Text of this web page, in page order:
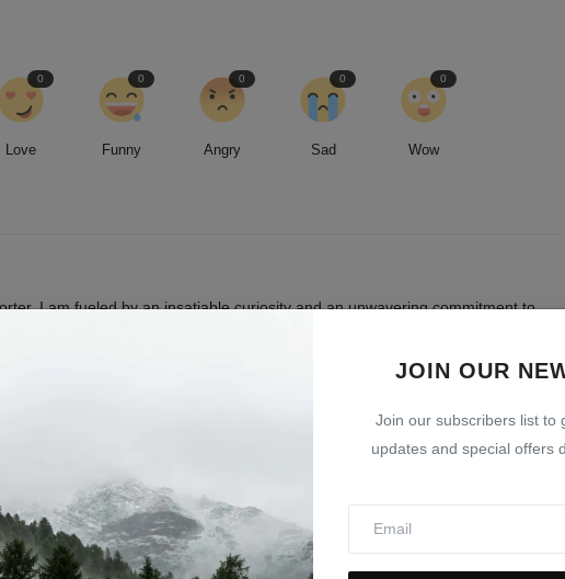
JOIN OUR
Join our subscribers list to
updates and special offers
Love
0
Funny
0
Angry
0
Sad
0
Wow
0
I am fueled by an insatiable curiosity and an unwavering commitment to
and a relentless pursuit of stories, I strive to deliver timely and accurate
engages readers.